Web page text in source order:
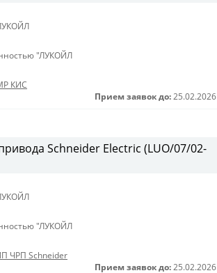
"ЛУКОЙЛ
КИС
Прием заявок до: 25.02.2026
Schneider Electric (LUO/07/02-
"ЛУКОЙЛ
ЧРП Schneider
Прием заявок до: 25.02.2026